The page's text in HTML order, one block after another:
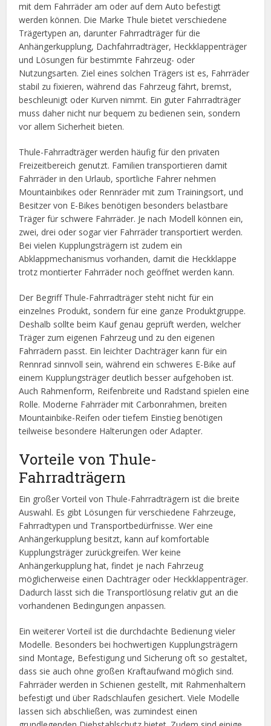
mit dem Fahrräder am oder auf dem Auto befestigt
werden können. Die Marke Thule bietet verschiedene
Trägertypen an, darunter Fahrradträger für die
Anhängerkupplung, Dachfahrradträger, Heckklappenträger
und Lösungen für bestimmte Fahrzeug- oder
Nutzungsarten. Ziel eines solchen Trägers ist es, Fahrräder
stabil zu fixieren, während das Fahrzeug fährt, bremst,
beschleunigt oder Kurven nimmt. Ein guter Fahrradträger
muss daher nicht nur bequem zu bedienen sein, sondern
vor allem Sicherheit bieten.
Thule-Fahrradträger werden häufig für den privaten
Freizeitbereich genutzt. Familien transportieren damit
Fahrräder in den Urlaub, sportliche Fahrer nehmen
Mountainbikes oder Rennräder mit zum Trainingsort, und
Besitzer von E-Bikes benötigen besonders belastbare
Träger für schwere Fahrräder. Je nach Modell können ein,
zwei, drei oder sogar vier Fahrräder transportiert werden.
Bei vielen Kupplungsträgern ist zudem ein
Abklappmechanismus vorhanden, damit die Heckklappe
trotz montierter Fahrräder noch geöffnet werden kann.
Der Begriff Thule-Fahrradträger steht nicht für ein
einzelnes Produkt, sondern für eine ganze Produktgruppe.
Deshalb sollte beim Kauf genau geprüft werden, welcher
Träger zum eigenen Fahrzeug und zu den eigenen
Fahrrädern passt. Ein leichter Dachträger kann für ein
Rennrad sinnvoll sein, während ein schweres E-Bike auf
einem Kupplungsträger deutlich besser aufgehoben ist.
Auch Rahmenform, Reifenbreite und Radstand spielen eine
Rolle. Moderne Fahrräder mit Carbonrahmen, breiten
Mountainbike-Reifen oder tiefem Einstieg benötigen
teilweise besondere Halterungen oder Adapter.
Vorteile von Thule-
Fahrradträgern
Ein großer Vorteil von Thule-Fahrradträgern ist die breite
Auswahl. Es gibt Lösungen für verschiedene Fahrzeuge,
Fahrradtypen und Transportbedürfnisse. Wer eine
Anhängerkupplung besitzt, kann auf komfortable
Kupplungsträger zurückgreifen. Wer keine
Anhängerkupplung hat, findet je nach Fahrzeug
möglicherweise einen Dachträger oder Heckklappenträger.
Dadurch lässt sich die Transportlösung relativ gut an die
vorhandenen Bedingungen anpassen.
Ein weiterer Vorteil ist die durchdachte Bedienung vieler
Modelle. Besonders bei hochwertigen Kupplungsträgern
sind Montage, Befestigung und Sicherung oft so gestaltet,
dass sie auch ohne großen Kraftaufwand möglich sind.
Fahrräder werden in Schienen gestellt, mit Rahmenhaltern
befestigt und über Radschlaufen gesichert. Viele Modelle
lassen sich abschließen, was zumindest einen